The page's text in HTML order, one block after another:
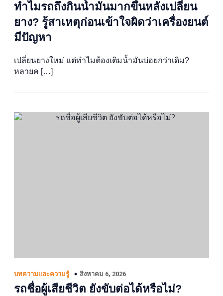
ทำไมรถถึงกินน้ำมันมากขึ้นหลังเปลี่ยน
ยาง? รู้สาเหตุก่อนเข้าใจผิดว่าเครื่องยนต์
มีปัญหา
เปลี่ยนยางใหม่ แต่ทำไมต้องเติมน้ำมันบ่อยกว่าเดิม?
หลายค […]
บทความและความรู้ สิงหาคม 6, 2026
รถชื่อผู้เสียชีวิต ยังขับต่อได้หรือไม่?